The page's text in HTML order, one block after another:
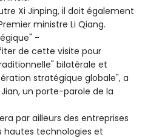
Xi Jinping, il doit également
ministre Li Qiang.
-
de cette visite pour
bilatérale et
stratégique globale", a
un porte-parole de la
par ailleurs des entreprises
hautes technologies et